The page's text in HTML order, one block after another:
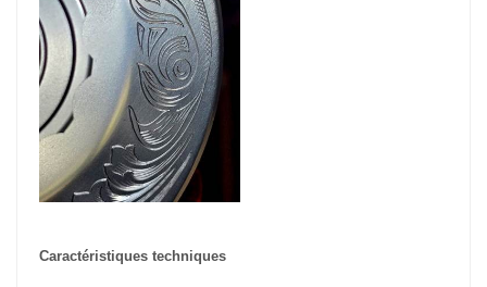
Caractéristiques techniques